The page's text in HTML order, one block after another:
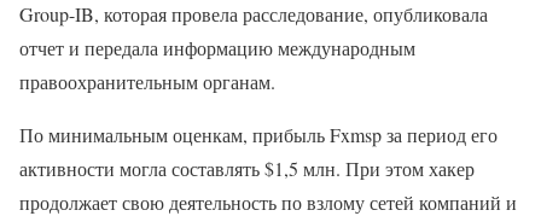
Group-IB, которая провела расследование, опубликовала
отчет и передала информацию международным
правоохранительным органам.
По минимальным оценкам, прибыль Fxmsp за период его
активности могла составлять $1,5 млн. При этом хакер
продолжает свою деятельность по взлому сетей компаний и